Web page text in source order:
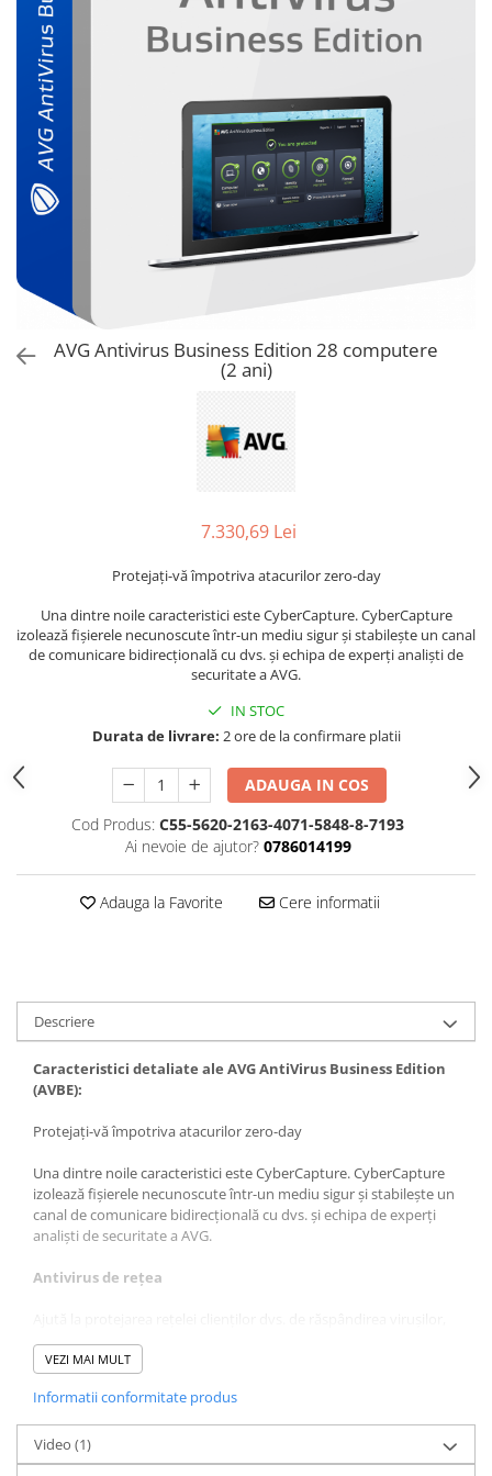
AVAST Driver Updater
AVAST SecureLine VPN
AVAST AntiTrack Premium
AVG Antivirus Business Edition 28 computere
(2 ani)
7.330,69 Lei
Protejați-vă împotriva atacurilor zero-day
Una dintre noile caracteristici este CyberCapture. CyberCapture
izolează fișierele necunoscute într-un mediu sigur și stabilește un canal
de comunicare bidirecțională cu dvs. și echipa de experți analiști de
securitate a AVG.
IN STOC
Durata de livrare: 2 ore de la confirmare platii
ADAUGA IN COS
Cod Produs: C55-5620-2163-4071-5848-8-7193
Ai nevoie de ajutor? 0786014199
Adauga la Favorite Cere informatii
Descriere
Caracteristici detaliate ale AVG AntiVirus Business Edition
(AVBE):
Protejați-vă împotriva atacurilor zero-day
Una dintre noile caracteristici este CyberCapture. CyberCapture
izolează fișierele necunoscute într-un mediu sigur și stabilește un
canal de comunicare bidirecțională cu dvs. și echipa de experți
analiști de securitate a AVG.
Antivirus de rețea
viermilor sau troienilor
Funcționează în fundal și oferă protecție continuă prin scanarea
fișierelor de sistem și ajută la detectarea, eliminarea și prevenirea
răspândirii virușilor, viermilor sau troienilor.
VEZI MAI MULT
Informatii conformitate produs
Video (1)